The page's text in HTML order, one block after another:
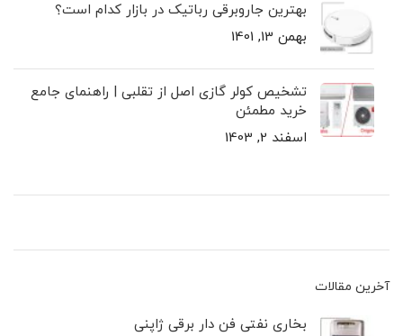
بهترین جاروبرقی رباتیک در بازار کدام است؟
بهمن 13, 1401
تشخیص کولر گازی اصل از تقلبی | راهنمای جامع
خرید مطمئن
اسفند 2, 1403
آخرین مقالات
بخاری نفتی فن دار برقی ژاپنی